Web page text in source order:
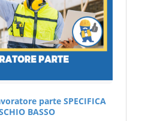
parte SPECIFICA
BASSO